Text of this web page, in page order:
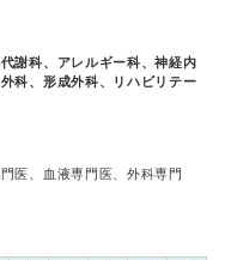
謝科、アレルギー科、神経内
科、形成外科、リハビリテー
医、血液専門医、外科専門